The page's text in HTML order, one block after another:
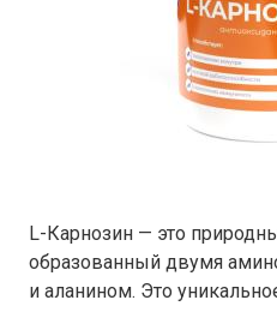
L-Карнозин — это
образованный двумя
и аланином. Это